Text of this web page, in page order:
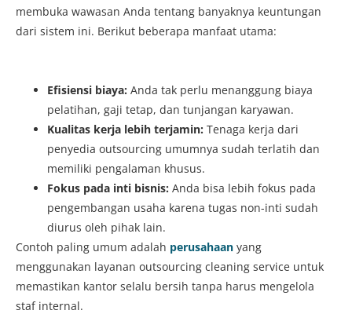
membuka wawasan Anda tentang banyaknya keuntungan
dari sistem ini. Berikut beberapa manfaat utama:
Efisiensi biaya: Anda tak perlu menanggung biaya
pelatihan, gaji tetap, dan tunjangan karyawan.
Kualitas kerja lebih terjamin: Tenaga kerja dari
penyedia outsourcing umumnya sudah terlatih dan
memiliki pengalaman khusus.
Fokus pada inti bisnis: Anda bisa lebih fokus pada
pengembangan usaha karena tugas non-inti sudah
diurus oleh pihak lain.
Contoh paling umum adalah perusahaan yang
menggunakan layanan outsourcing cleaning service untuk
memastikan kantor selalu bersih tanpa harus mengelola
staf internal.